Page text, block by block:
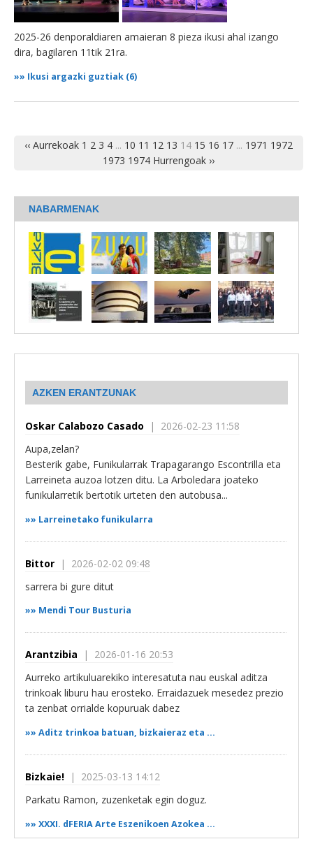
2025-26 denporaldiaren amaieran 8 pieza ikusi ahal izango
dira, bagilaren 11tik 21ra.
»» Ikusi argazki guztiak (6)
‹‹ Aurrekoak 1 2 3 4 ... 10 11 12 13 14 15 16 17 ... 1971 1972
1973 1974 Hurrengoak ››
NABARMENAK
AZKEN ERANTZUNAK
Oskar Calabozo Casado | 2026-02-23 11:58
Aupa,zelan?
Besterik gabe, Funikularrak Trapagarango Escontrilla eta
Larreineta auzoa lotzen ditu. La Arboledara joateko
funikularretik bertotik urteten den autobusa...
»» Larreinetako funikularra
Bittor | 2026-02-02 09:48
sarrera bi gure ditut
»» Mendi Tour Busturia
Arantzibia
| 2026-01-16 20:53
Aurreko artikuluarekiko interesatuta nau euskal aditza
trinkoak liburu hau erosteko. Erraidazuek mesedez prezio
ta zenbat orrialde kopuruak dabez
»» Aditz trinkoa batuan, bizkaieraz eta ...
Bizkaie! | 2025-03-13 14:12
Parkatu Ramon, zuzenketak egin doguz.
»» XXXI. dFERIA Arte Eszenikoen Azokea ...